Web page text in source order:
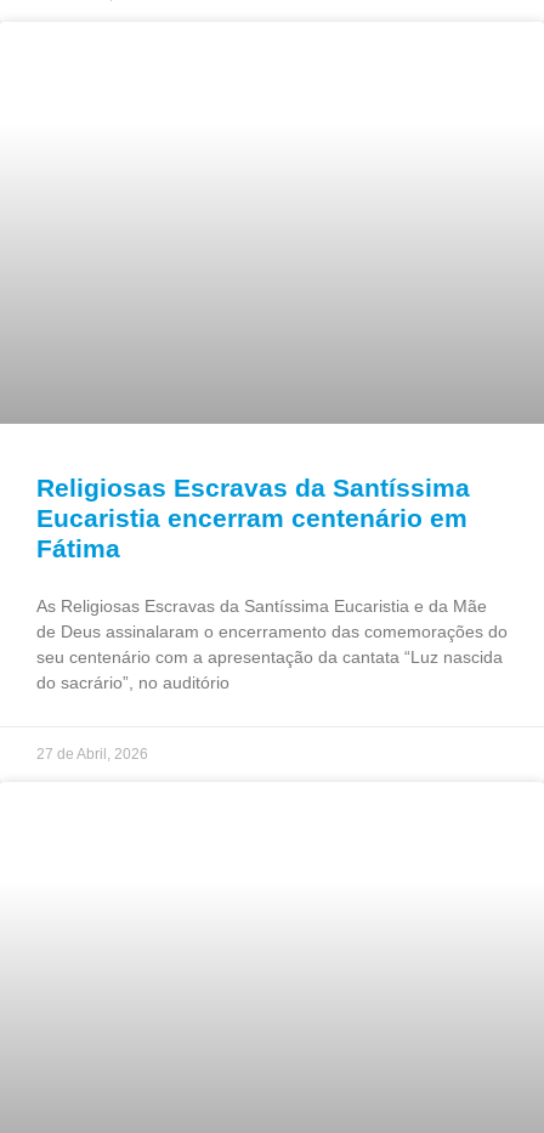
Religiosas Escravas da Santíssima
Eucaristia encerram centenário em
Fátima
As Religiosas Escravas da Santíssima Eucaristia e da Mãe
de Deus assinalaram o encerramento das comemorações do
seu centenário com a apresentação da cantata “Luz nascida
do sacrário”, no auditório
27 de Abril, 2026